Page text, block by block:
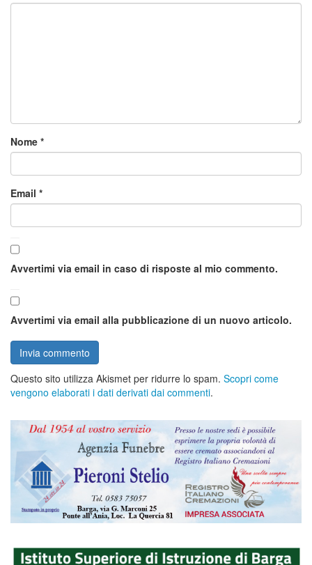
Nome *
Email *
Avvertimi via email in caso di risposte al mio commento.
Avvertimi via email alla pubblicazione di un nuovo articolo.
Questo sito utilizza Akismet per ridurre lo spam. Scopri come
vengono elaborati i dati derivati dai commenti.